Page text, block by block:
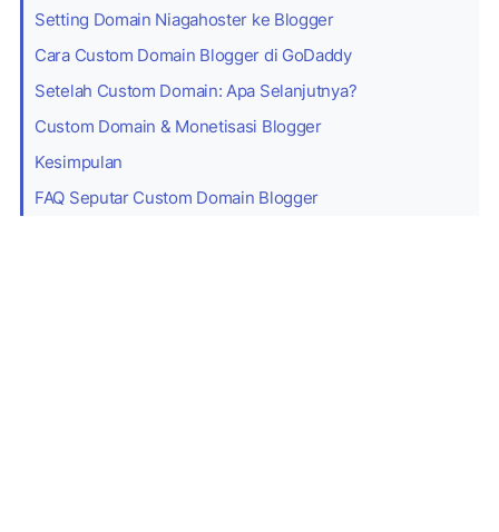
Setting Domain Niagahoster ke Blogger
Cara Custom Domain Blogger di GoDaddy
Setelah Custom Domain: Apa Selanjutnya?
Custom Domain & Monetisasi Blogger
Kesimpulan
FAQ Seputar Custom Domain Blogger